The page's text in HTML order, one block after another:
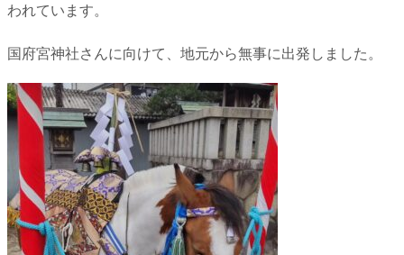
われています。⁡
国府宮神社さんに向けて、地元から無事に出発しました。